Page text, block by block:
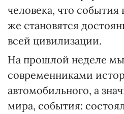
человека, что события
же становятся
всей цивилизации.
На прошлой неделе
современниками
автомобильного, а
мира, события: